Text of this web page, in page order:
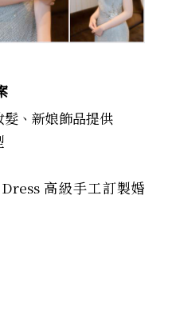
、新娘飾品提供
高級手工訂製婚